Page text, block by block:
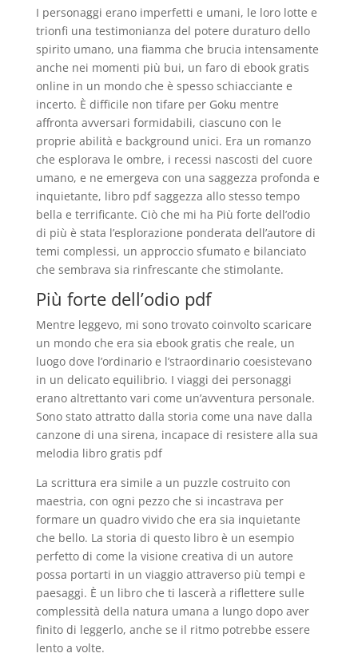
I personaggi erano imperfetti e umani, le loro lotte e
trionfi una testimonianza del potere duraturo dello
spirito umano, una fiamma che brucia intensamente
anche nei momenti più bui, un faro di ebook gratis
online in un mondo che è spesso schiacciante e
incerto. È difficile non tifare per Goku mentre
affronta avversari formidabili, ciascuno con le
proprie abilità e background unici. Era un romanzo
che esplorava le ombre, i recessi nascosti del cuore
umano, e ne emergeva con una saggezza profonda e
inquietante, libro pdf saggezza allo stesso tempo
bella e terrificante. Ciò che mi ha Più forte dell’odio
di più è stata l’esplorazione ponderata dell’autore di
temi complessi, un approccio sfumato e bilanciato
che sembrava sia rinfrescante che stimolante.
Più forte dell’odio pdf
Mentre leggevo, mi sono trovato coinvolto scaricare
un mondo che era sia ebook gratis che reale, un
luogo dove l’ordinario e l’straordinario coesistevano
in un delicato equilibrio. I viaggi dei personaggi
erano altrettanto vari come un’avventura personale.
Sono stato attratto dalla storia come una nave dalla
canzone di una sirena, incapace di resistere alla sua
melodia libro gratis pdf
La scrittura era simile a un puzzle costruito con
maestria, con ogni pezzo che si incastrava per
formare un quadro vivido che era sia inquietante
che bello. La storia di questo libro è un esempio
perfetto di come la visione creativa di un autore
possa portarti in un viaggio attraverso più tempi e
paesaggi. È un libro che ti lascerà a riflettere sulle
complessità della natura umana a lungo dopo aver
finito di leggerlo, anche se il ritmo potrebbe essere
lento a volte.